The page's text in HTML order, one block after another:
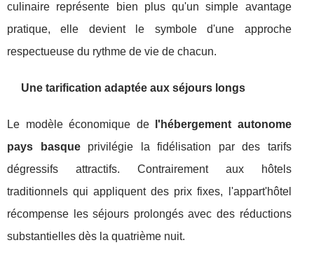
culinaire représente bien plus qu'un simple avantage
pratique, elle devient le symbole d'une approche
respectueuse du rythme de vie de chacun.
Une tarification adaptée aux séjours longs
Le modèle économique de
l'hébergement autonome
pays basqueprivilégie la fidélisation par des tarifs
dégressifs attractifs. Contrairement aux hôtels
traditionnels qui appliquent des prix fixes, l'appart'hôtel
récompense les séjours prolongés avec des réductions
substantielles dès la quatrième nuit.